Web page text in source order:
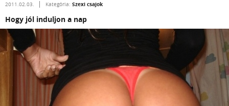
2011.02.03. Kategória: Szexi csajok
Hogy jól induljon a nap